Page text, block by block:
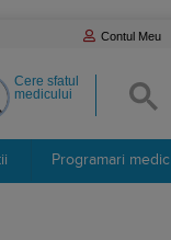
Contul Meu
Cere sfatul
medicului
Programari medic